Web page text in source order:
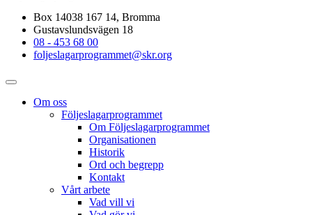
Box 14038 167 14, Bromma
Gustavslundsvägen 18
08 - 453 68 00
foljeslagarprogrammet@skr.org
Om oss
Följeslagarprogrammet
Om Följeslagarprogrammet
Organisationen
Historik
Ord och begrepp
Kontakt
Vårt arbete
Vad vill vi